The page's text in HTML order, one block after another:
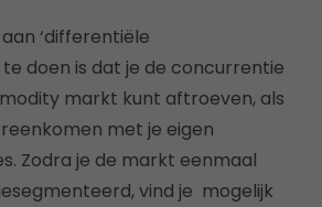
‘differentiële
doen is dat je de concurrentie
markt kunt aftroeven, als
met je eigen
Zodra je de markt eenmaal
vind je mogelijk